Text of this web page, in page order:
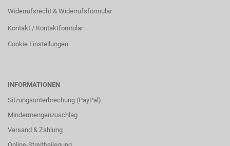
Widerrufsrecht & Widerrufsformular
Kontakt / Kontaktformular
Cookie Einstellungen
INFORMATIONEN
Sitzungsunterbrechung (PayPal)
Mindermengenzuschlag
Versand & Zahlung